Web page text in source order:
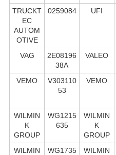
TRUCKT
EC
AUTOM
OTIVE
0259084 UFI
VAG
2E08196
38A
VALEO
VEMO
V303110
53
VEMO
WILMIN
K
GROUP
WG1215
635
WILMIN
K
GROUP
WILMIN
WG1735
WILMIN